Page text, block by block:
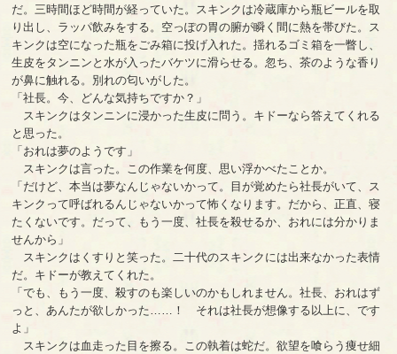
だ。三時間ほど時間が経っていた。スキンクは冷蔵庫から瓶ビールを取
り出し、ラッパ飲みをする。空っぽの胃の腑が瞬く間に熱を帯びた。ス
キンクは空になった瓶をごみ箱に投げ入れた。揺れるゴミ箱を一瞥し、
生皮をタンニンと水が入ったバケツに滑らせる。忽ち、茶のような香り
が鼻に触れる。別れの匂いがした。
「社長。今、どんな気持ちですか？」
スキンクはタンニンに浸かった生皮に問う。キドーなら答えてくれる
と思った。
「おれは夢のようです」
スキンクは言った。この作業を何度、思い浮かべたことか。
「だけど、本当は夢なんじゃないかって。目が覚めたら社長がいて、ス
キンクって呼ばれるんじゃないかって怖くなります。だから、正直、寝
たくないです。だって、もう一度、社長を殺せるか、おれには分かりま
せんから」
スキンクはくすりと笑った。二十代のスキンクには出来なかった表情
だ。キドーが教えてくれた。
「でも、もう一度、殺すのも楽しいのかもしれません。社長、おれはず
っと、あんたが欲しかった……！ それは社長が想像する以上に、です
よ」
スキンクは血走った目を擦る。この執着は蛇だ。欲望を喰らう痩せ細